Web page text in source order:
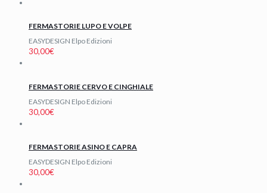
FERMASTORIE LUPO E VOLPE
EASYDESIGN Elpo Edizioni
30,00€
FERMASTORIE CERVO E CINGHIALE
EASYDESIGN Elpo Edizioni
30,00€
FERMASTORIE ASINO E CAPRA
EASYDESIGN Elpo Edizioni
30,00€